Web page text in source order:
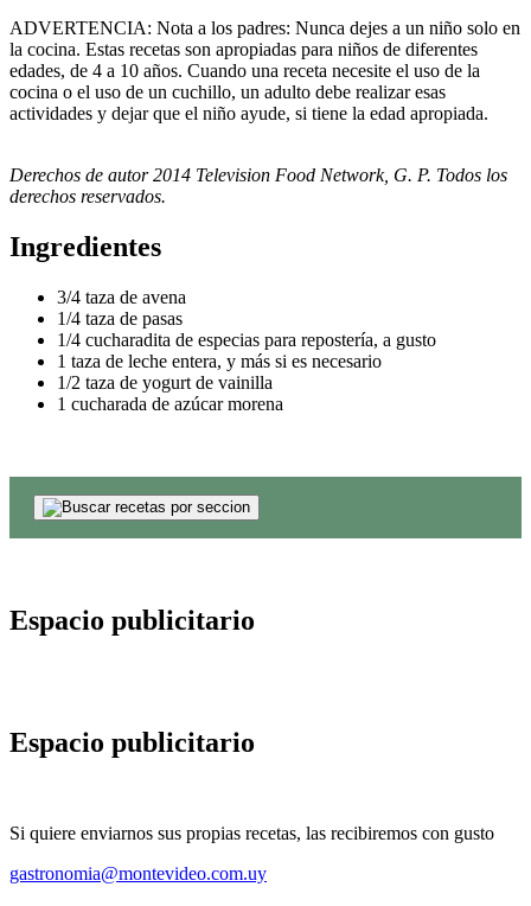
ADVERTENCIA: Nota a los padres: Nunca dejes a un niño solo en
la cocina. Estas recetas son apropiadas para niños de diferentes
edades, de 4 a 10 años. Cuando una receta necesite el uso de la
cocina o el uso de un cuchillo, un adulto debe realizar esas
actividades y dejar que el niño ayude, si tiene la edad apropiada.
Derechos de autor 2014 Television Food Network, G. P. Todos los
derechos reservados.
Ingredientes
3/4 taza de avena
1/4 taza de pasas
1/4 cucharadita de especias para repostería, a gusto
1 taza de leche entera, y más si es necesario
1/2 taza de yogurt de vainilla
1 cucharada de azúcar morena
Espacio publicitario
Espacio publicitario
Si quiere enviarnos sus propias recetas, las recibiremos con gusto
gastronomia@montevideo.com.uy